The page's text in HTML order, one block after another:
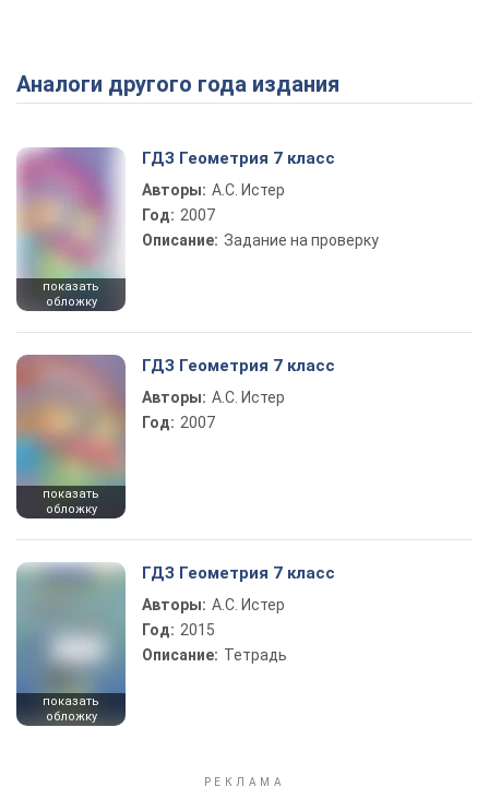
Play Video
Аналоги другого года издания
показать
обложку
ГДЗ Геометрия 7 класс
Авторы: А.С. Истер
Год: 2007
Описание: Задание на проверку
показать
обложку
ГДЗ Геометрия 7 класс
Авторы: А.С. Истер
Год: 2007
показать
обложку
ГДЗ Геометрия 7 класс
Авторы: А.С. Истер
Год: 2015
Описание: Тетрадь